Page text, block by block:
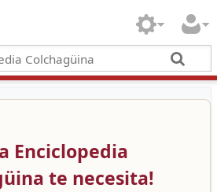
Enciclopedia
te necesita!